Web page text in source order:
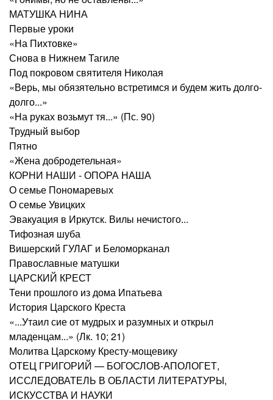
МАТУШКА НИНА
Первые уроки
«На Пихтовке»
Снова в Нижнем Тагиле
Под покровом святителя Николая
«Верь, мы обязятельно встретимся и будем жить долго-
долго...»
«На руках возьмут тя...» (Пс. 90)
Трудный выбор
Пятно
«Жена добродетельная»
КОРНИ НАШИ - ОПОРА НАША
О семье Пономаревых
О семье Увицких
Эвакуация в Иркутск. Вилы нечистого...
Тифозная шуба
Вишерский ГУЛАГ и Беломорканал
Православные матушки
ЦАРСКИЙ КРЕСТ
Тени прошлого из дома Ипатьева
История Царского Креста
«...Утаил сие от мудрых и разумных и открыл
младенцам...» (Лк. 10; 21)
Молитва Царскому Кресту-мощевику
ОТЕЦ ГРИГОРИЙ — БОГОСЛОВ-АПОЛОГЕТ,
ИССЛЕДОВАТЕЛЬ В ОБЛАСТИ ЛИТЕРАТУРЫ,
ИСКУССТВА И НАУКИ